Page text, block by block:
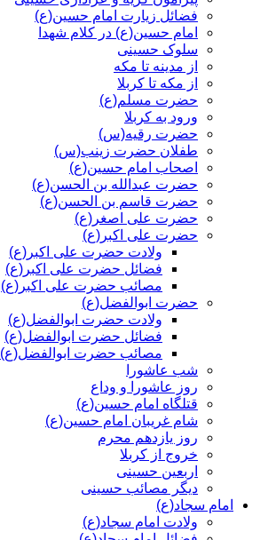
فضائل زیارت امام حسین(ع)
امام حسین(ع) در کلام شهدا
سلوک حسینی
از مدینه تا مکه
از مکه تا کربلا
حضرت مسلم(ع)
ورود به کربلا
حضرت رقیه(س)
طفلان حضرت زینب(س)
اصحاب امام حسین(ع)
حضرت عبدالله بن الحسن(ع)
حضرت قاسم بن الحسن(ع)
حضرت علی اصغر(ع)
حضرت علی اکبر(ع)
ولادت حضرت علی اکبر(ع)
فضائل حضرت علی اکبر(ع)
مصائب حضرت علی اکبر(ع)
حضرت ابوالفضل(ع)
ولادت حضرت ابوالفضل(ع)
فضائل حضرت ابوالفضل(ع)
مصائب حضرت ابوالفضل(ع)
شب عاشورا
روز عاشورا و وداع
قتلگاه امام حسین(ع)
شام غریبان امام حسین(ع)
روز یازدهم محرم
خروج از کربلا
اربعین حسینی
دیگر مصائب حسینی
امام سجاد(ع)
ولادت امام سجاد(ع)